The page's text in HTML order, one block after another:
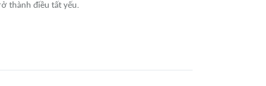
thành điều tất yếu.